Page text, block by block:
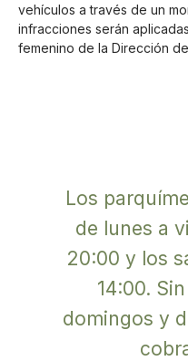
vehículos a través de un
infracciones serán
femenino de la Dirección
Los
de lunes a
20:00 y los
14:00.
domingos y